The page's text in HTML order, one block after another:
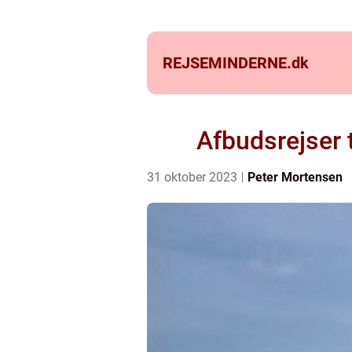
REJSEMINDERNE.dk
Afbudsrejser
31 oktober 2023 Peter Mortensen